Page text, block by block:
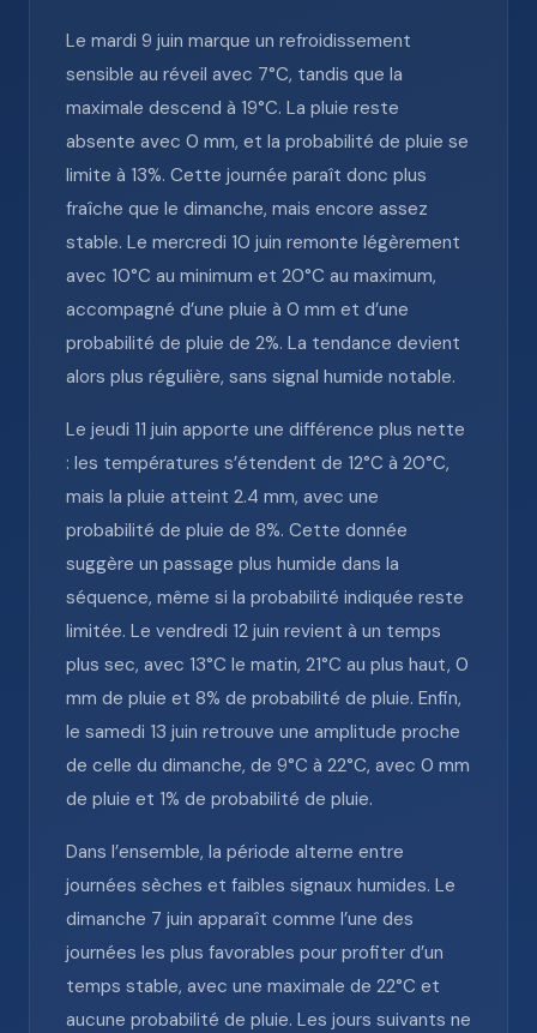
Le mardi 9 juin marque un refroidissement
sensible au réveil avec 7°C, tandis que la
maximale descend à 19°C. La pluie reste
absente avec 0 mm, et la probabilité de pluie se
limite à 13%. Cette journée paraît donc plus
fraîche que le dimanche, mais encore assez
stable. Le mercredi 10 juin remonte légèrement
avec 10°C au minimum et 20°C au maximum,
accompagné d’une pluie à 0 mm et d’une
probabilité de pluie de 2%. La tendance devient
alors plus régulière, sans signal humide notable.
Le jeudi 11 juin apporte une différence plus nette
: les températures s’étendent de 12°C à 20°C,
mais la pluie atteint 2.4 mm, avec une
probabilité de pluie de 8%. Cette donnée
suggère un passage plus humide dans la
séquence, même si la probabilité indiquée reste
limitée. Le vendredi 12 juin revient à un temps
plus sec, avec 13°C le matin, 21°C au plus haut, 0
mm de pluie et 8% de probabilité de pluie. Enfin,
le samedi 13 juin retrouve une amplitude proche
de celle du dimanche, de 9°C à 22°C, avec 0 mm
de pluie et 1% de probabilité de pluie.
Dans l’ensemble, la période alterne entre
journées sèches et faibles signaux humides. Le
dimanche 7 juin apparaît comme l’une des
journées les plus favorables pour profiter d’un
temps stable, avec une maximale de 22°C et
aucune probabilité de pluie. Les jours suivants ne